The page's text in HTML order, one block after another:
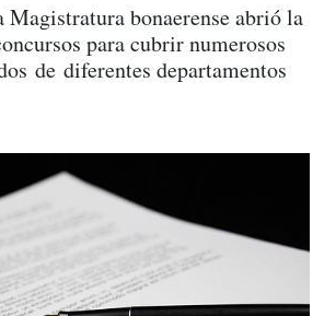
Magistratura bonaerense abrió la
para cubrir numerosos
de diferentes departamentos